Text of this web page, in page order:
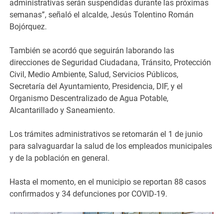
administrativas serán suspendidas durante las próximas
semanas”, señaló el alcalde, Jesús Tolentino Román
Bojórquez.
También se acordó que seguirán laborando las
direcciones de Seguridad Ciudadana, Tránsito, Protección
Civil, Medio Ambiente, Salud, Servicios Públicos,
Secretaría del Ayuntamiento, Presidencia, DIF, y el
Organismo Descentralizado de Agua Potable,
Alcantarillado y Saneamiento.
Los trámites administrativos se retomarán el 1 de junio
para salvaguardar la salud de los empleados municipales
y de la población en general.
Hasta el momento, en el municipio se reportan 88 casos
confirmados y 34 defunciones por COVID-19.